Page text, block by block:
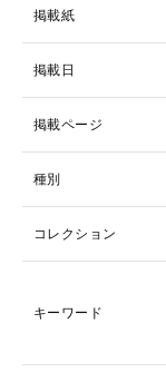
掲載紙
掲載日
掲載ページ
種別
コレクション
キーワード